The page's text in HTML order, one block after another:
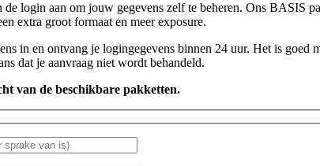
login aan om jouw gegevens zelf te beheren. Ons BASIS
extra groot formaat en meer exposure.
in en ontvang je logingegevens binnen 24 uur. Het is
dat je aanvraag niet wordt behandeld.
van de beschikbare pakketten.